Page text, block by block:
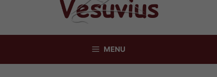
MENU